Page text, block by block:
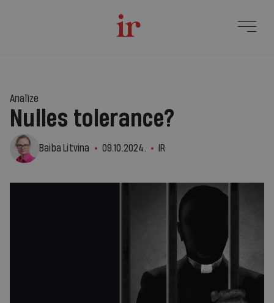
Analīze
Nulles tolerance?
Baiba Litvina 09.10.2024. IR